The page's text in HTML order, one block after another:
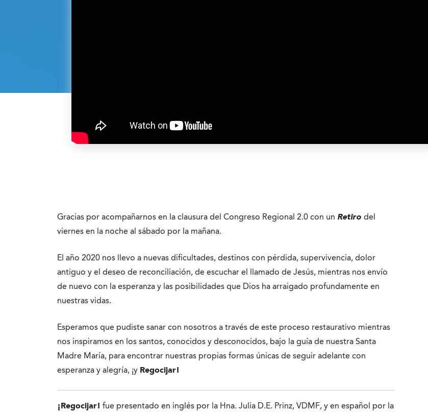
Gracias por acompañarnos en la clausura del Congreso Regional 2.0 con un Retiro del
viernes en la noche al sábado por la mañana.
El año 2020 nos llevo a nuevas dificultades, destinos con pérdida, supervivencia, dolor
antiguo y el deseo de reconciliación, de escuchar el llamado de Jesús, mientras nos envío
de nuevo con la esperanza y las posibilidades que Dios ha arraigado profundamente en
nuestras vidas.
Esperamos que pudiste sanar con nosotros a través de este proceso restaurativo mientras
nos inspiramos en los santos, conocidos y desconocidos, bajo la guía de nuestra Santa
Madre María, para encontrar nuestras propias formas únicas de seguir adelante con
esperanza y alegría, ¡y Regocijar!
¡Regocijar! fue presentado en inglés por la Hna. Julia D.E. Prinz, VDMF, y en español por la